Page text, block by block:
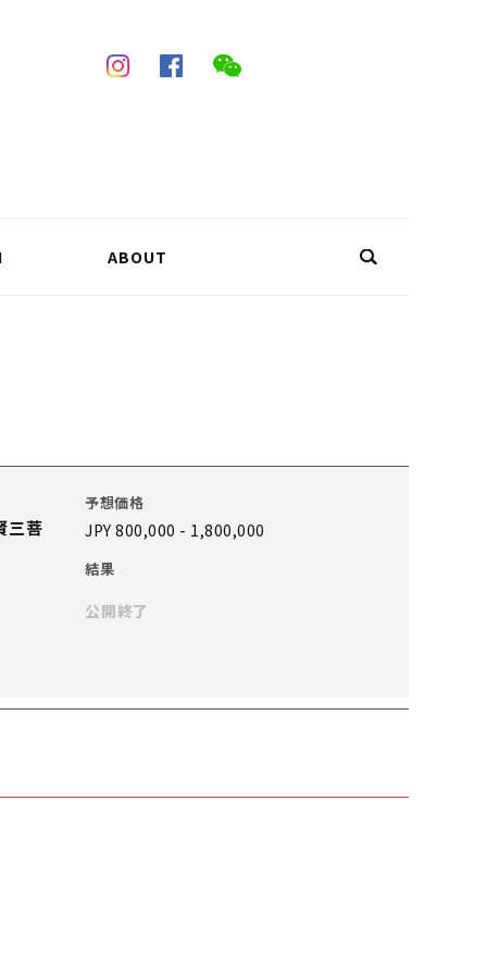
ABOUT
三菩
予想価格
JPY 800,000 - 1,800,000
結果
公開終了